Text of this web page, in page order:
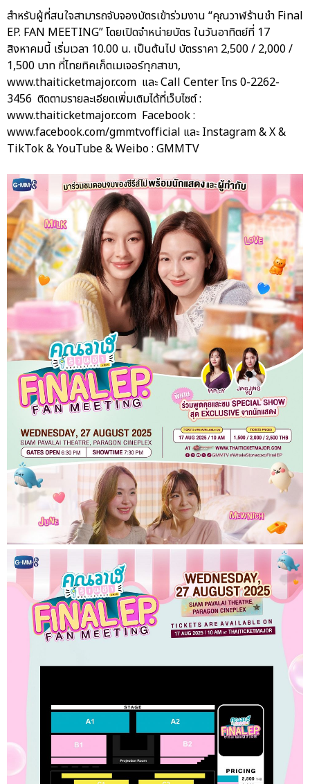
สำหรับผู้ที่สนใจสามารถจับจองบัตรเข้าร่วมงาน “คุณวาฬร้านชำ Final
EP. FAN MEETING” โดยเปิดจำหน่ายบัตร ในวันอาทิตย์ที่ 17
สิงหาคมนี้ เริ่มเวลา 10.00 น. เป็นต้นไป บัตรราคา 2,500 / 2,000 /
1,500 บาท ที่ไทยทิคเก็ตเมเจอร์ทุกสาขา,
www.thaiticketmajor.com และ Call Center โทร 0-2262-
3456 ติดตามรายละเอียดเพิ่มเติมได้ที่เว็บไซต์ :
www.thaiticketmajor.com Facebook :
www.facebook.com/gmmtvofficial และ Instagram & X &
TikTok & YouTube & Weibo : GMMTV